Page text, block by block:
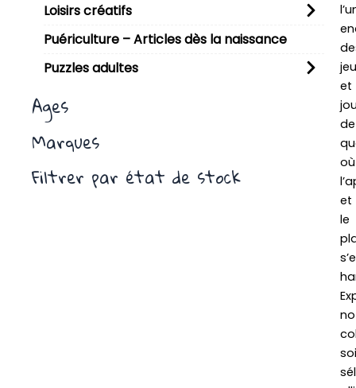
Loisirs créatifs
Puériculture – Articles dès la naissance
Puzzles adultes
Ages
Marques
Filtrer par état de stock
et
de
où
et
le